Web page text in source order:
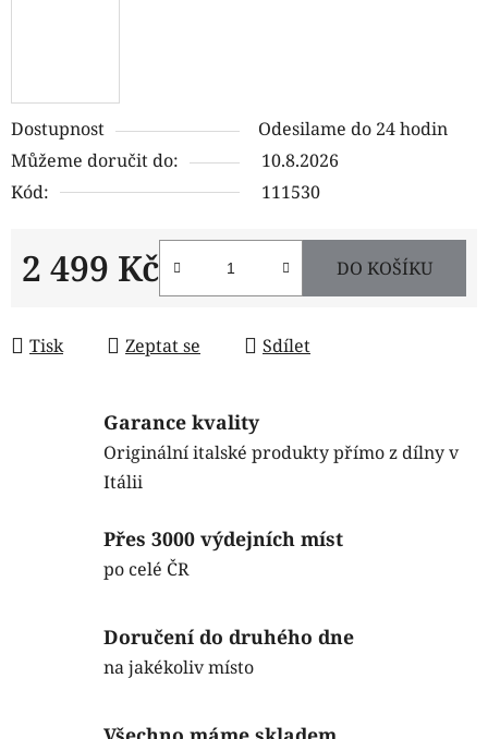
Dostupnost
Odesilame do 24 hodin
Můžeme doručit do:
10.8.2026
Kód:
111530
2 499 Kč DO KOŠÍKU
Tisk Zeptat se Sdílet
Garance kvality
Originální italské produkty přímo z dílny v
Itálii
Přes 3000 výdejních míst
po celé ČR
Doručení do druhého dne
na jakékoliv místo